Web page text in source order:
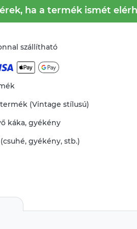
ha a termék ismét
szállítható
(Vintage stílusú)
káka,gyékény
gyékény, stb.)